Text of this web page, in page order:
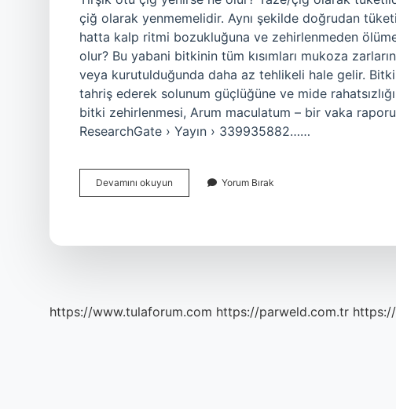
çiğ olarak yenmemelidir. Aynı şekilde doğrudan
hatta kalp ritmi bozukluğuna ve zehirlenmeden
olur? Bu yabani bitkinin tüm kısımları mukoza
veya kurutulduğunda daha az tehlikeli hale gelir.
tahriş ederek solunum güçlüğüne ve mide
bitki zehirlenmesi, Arum maculatum – bir vaka
ResearchGate › Yayın › 339935882……
Devamını okuyun
Otu
Yorum Bırak
https://www.tulaforum.com https://parweld.com.tr